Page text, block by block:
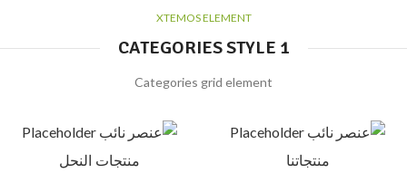
XTEMOS ELEMENT
CATEGORIES STYLE 1
Categories grid element
منتجاتنا منتجات النحل